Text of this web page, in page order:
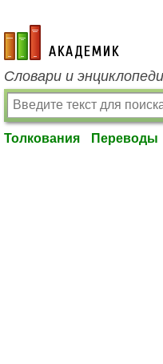
academic.ru
Словари и
Толкования Переводы